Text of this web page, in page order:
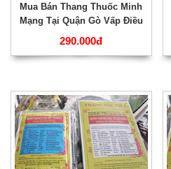
Mua Bán Thang Thuốc Minh
Mạng Tại Quận Gò Vấp Điều
Nhất ???
290.000đ